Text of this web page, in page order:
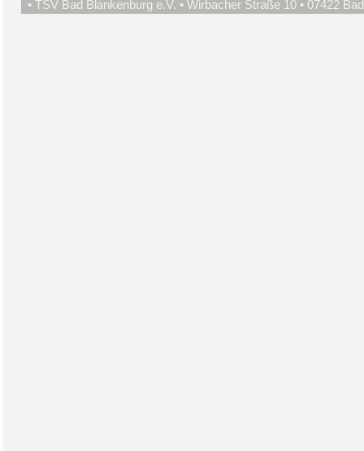
• TSV Bad Blankenburg e.V. • Wirbacher Straße 10 • 07422